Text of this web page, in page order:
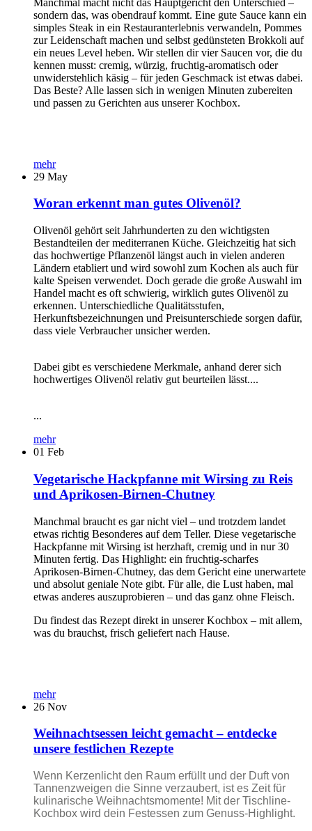
sondern das, was obendrauf kommt. Eine gute Sauce kann ein
simples Steak in ein Restauranterlebnis verwandeln, Pommes
zur Leidenschaft machen und selbst gedünsteten Brokkoli auf
ein neues Level heben. Wir stellen dir vier Saucen vor, die du
kennen musst: cremig, würzig, fruchtig-aromatisch oder
unwiderstehlich käsig – für jeden Geschmack ist etwas dabei.
Das Beste? Alle lassen sich in wenigen Minuten zubereiten
und passen zu Gerichten aus unserer Kochbox.
mehr
29 May
Woran erkennt man gutes Olivenöl?
Olivenöl gehört seit Jahrhunderten zu den wichtigsten
Bestandteilen der mediterranen Küche. Gleichzeitig hat sich
das hochwertige Pflanzenöl längst auch in vielen anderen
Ländern etabliert und wird sowohl zum Kochen als auch für
kalte Speisen verwendet. Doch gerade die große Auswahl im
Handel macht es oft schwierig, wirklich gutes Olivenöl zu
erkennen. Unterschiedliche Qualitätsstufen,
Herkunftsbezeichnungen und Preisunterschiede sorgen dafür,
dass viele Verbraucher unsicher werden.
Dabei gibt es verschiedene Merkmale, anhand derer sich
hochwertiges Olivenöl relativ gut beurteilen lässt....
...
mehr
01 Feb
Vegetarische Hackpfanne mit Wirsing zu Reis
und Aprikosen-Birnen-Chutney
Manchmal braucht es gar nicht viel – und trotzdem landet
etwas richtig Besonderes auf dem Teller. Diese vegetarische
Hackpfanne mit Wirsing ist herzhaft, cremig und in nur 30
Minuten fertig. Das Highlight: ein fruchtig-scharfes
Aprikosen-Birnen-Chutney, das dem Gericht eine unerwartete
und absolut geniale Note gibt. Für alle, die Lust haben, mal
etwas anderes auszuprobieren – und das ganz ohne Fleisch.
Du findest das Rezept direkt in unserer Kochbox – mit allem,
was du brauchst, frisch geliefert nach Hause.
mehr
26 Nov
Weihnachtsessen leicht gemacht – entdecke
unsere festlichen Rezepte
Wenn Kerzenlicht den Raum erfüllt und der Duft von
Tannenzweigen die Sinne verzaubert, ist es Zeit für
kulinarische Weihnachtsmomente! Mit der Tischline-
Kochbox wird dein Festessen zum Genuss-Highlight.